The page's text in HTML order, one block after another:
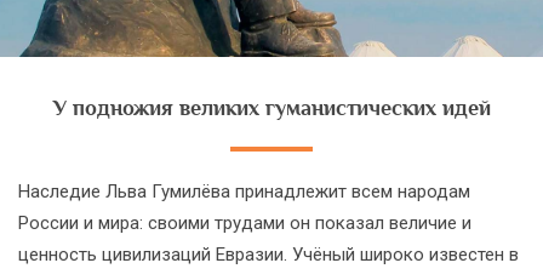
У подножия великих гуманистических идей
Наследие Льва Гумилёва принадлежит всем народам
России и мира: cвоими трудами он показал величие и
ценность цивилизаций Евразии. Учёный широко известен в